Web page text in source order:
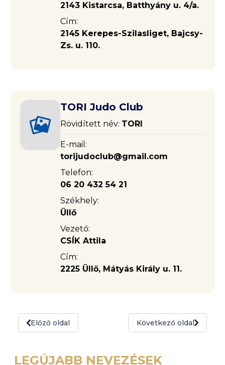
2143 Kistarcsa, Batthyány u. 4/a.
Cím:
2145 Kerepes-Szilasliget, Bajcsy-
Zs. u. 110.
TORI Judo Club
Rövidített név: TORI
E-mail:
torijudoclub@gmail.com
Telefon:
06 20 432 54 21
Székhely:
Üllő
Vezető:
CSÍK Attila
Cím:
2225 Üllő, Mátyás Király u. 11.
Előző oldal Következő oldal
LEGÚJABB NEVEZÉSEK